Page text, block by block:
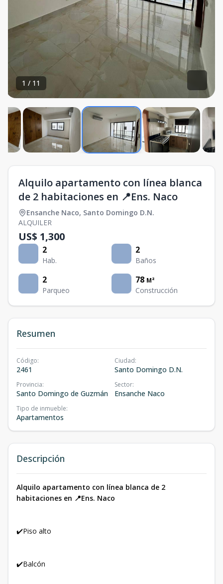
1 / 11
Alquilo apartamento con línea blanca
de 2 habitaciones en 📍Ens. Naco
Ensanche Naco, Santo Domingo D.N.
ALQUILER
US$ 1,300
2
Hab.
2
Baños
2
Parqueo
78 M²
Construcción
Resumen
Código:
2461
Ciudad:
Santo Domingo D.N.
Provincia:
Santo Domingo de Guzmán
Sector:
Ensanche Naco
Tipo de inmueble:
Apartamentos
Descripción
Alquilo apartamento con línea blanca de 2
habitaciones en 📍Ens. Naco
✔️Piso alto
✔️Balcón